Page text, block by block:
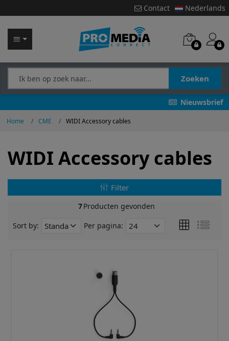
Contact Nederlands
Zoeken
Nieuwsbrief
Home CME WIDI Accessory cables
WIDI Accessory cables
Filter
7Producten gevonden
Sort by: Per pagina: